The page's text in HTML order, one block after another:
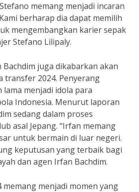
memang menjadi incaran
berharap dia dapat memilih
mengembangkan karier sepak
Stefano Lilipaly.
juga dikabarkan akan
transfer 2024. Penyerang
menjadi idola para
Indonesia. Menurut laporan
sedang dalam proses
asal Jepang. “Irfan memang
untuk bermain di luar negeri.
keputusan yang terbaik bagi
dan agen Irfan Bachdim.
menjadi momen yang